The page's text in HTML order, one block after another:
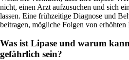
nicht, einen Arzt aufzusuchen und sich
lassen. Eine frühzeitige Diagnose und
beitragen, mögliche Folgen von erhöhten
Was ist Lipase und warum
gefährlich sein?